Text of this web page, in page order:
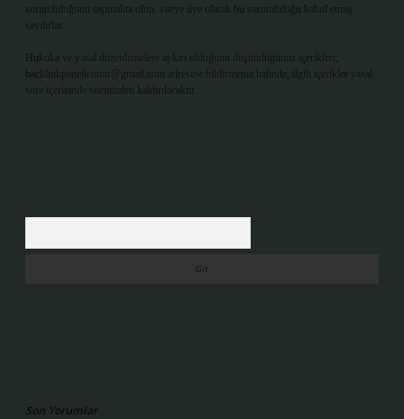
sorumluluğunu taşımakta olup, siteye üye olarak bu sorumluluğu kabul etmiş
sayılırlar.
Hukuka ve yasal düzenlemelere aykırı olduğunu düşündüğünüz içerikleri,
backlinkpanelicomtr@gmail.com
adresine bildirmeniz halinde, ilgili içerikler yasal
süre içerisinde sitemizden kaldırılacaktır.
Son Yorumlar